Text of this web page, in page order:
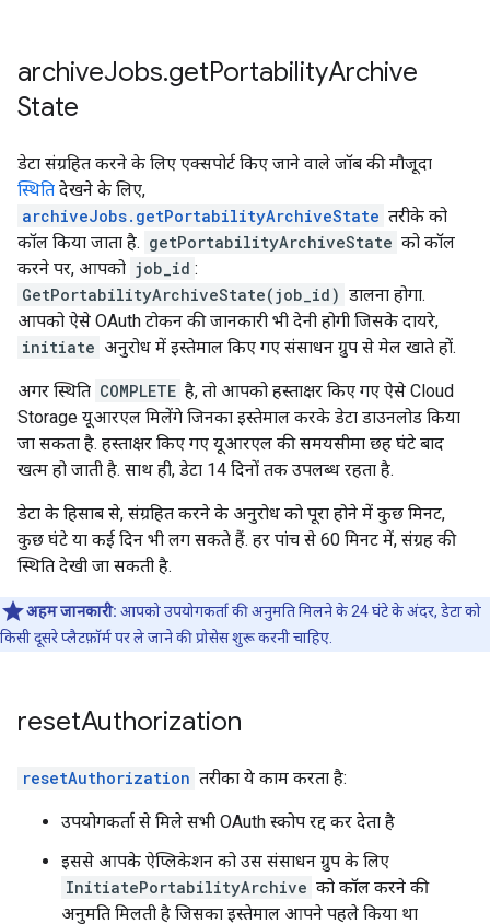
archiveJobs.getPortabilityArchive
State
डेटा संग्रहित करने के लिए एक्सपोर्ट किए जाने वाले जॉब की मौजूदा
स्थिति देखने के लिए,
archiveJobs.getPortabilityArchiveState तरीके को
कॉल किया जाता है. getPortabilityArchiveState को कॉल
करने पर, आपको job_id :
GetPortabilityArchiveState(job_id) डालना होगा.
आपको ऐसे OAuth टोकन की जानकारी भी देनी होगी जिसके दायरे,
initiate अनुरोध में इस्तेमाल किए गए संसाधन ग्रुप से मेल खाते हों.
अगर स्थिति COMPLETE है, तो आपको हस्ताक्षर किए गए ऐसे Cloud
Storage यूआरएल मिलेंगे जिनका इस्तेमाल करके डेटा डाउनलोड किया
जा सकता है. हस्ताक्षर किए गए यूआरएल की समयसीमा छह घंटे बाद
खत्म हो जाती है. साथ ही, डेटा 14 दिनों तक उपलब्ध रहता है.
डेटा के हिसाब से, संग्रहित करने के अनुरोध को पूरा होने में कुछ मिनट,
कुछ घंटे या कई दिन भी लग सकते हैं. हर पांच से 60 मिनट में, संग्रह की
स्थिति देखी जा सकती है.
अहम जानकारी: आपको उपयोगकर्ता की अनुमति मिलने के 24 घंटे के अंदर, डेटा को
किसी दूसरे प्लैटफ़ॉर्म पर ले जाने की प्रोसेस शुरू करनी चाहिए.
resetAuthorization
resetAuthorization तरीका ये काम करता है:
उपयोगकर्ता से मिले सभी OAuth स्कोप रद्द कर देता है
इससे आपके ऐप्लिकेशन को उस संसाधन ग्रुप के लिए
InitiatePortabilityArchive को कॉल करने की
अनुमति मिलती है जिसका इस्तेमाल आपने पहले किया था